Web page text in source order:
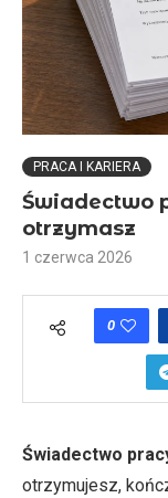
PRACA I KARIERA
Świadectwo
otrzymasz
1 czerwca 2026
0
Świadectwo
otrzymujesz,